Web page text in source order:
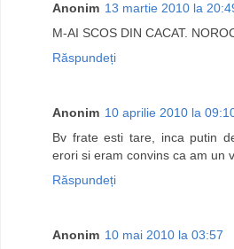
Anonim 13 martie 2010 la
M-AI SCOS DIN CACAT.
Răspundeți
Anonim 10 aprilie 2010 la
Bv frate esti tare, inca putin
erori si eram convins ca am un
Răspundeți
Anonim 10 mai 2010 la 03:57